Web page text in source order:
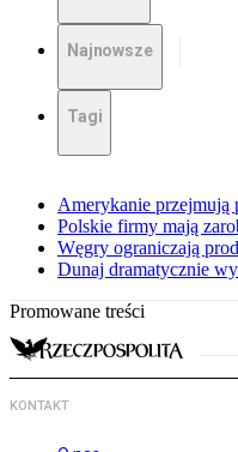
Najnowsze
Tagi
Amerykanie przejmują
Polskie firmy mają
Węgry ograniczają
Dunaj dramatycznie
Promowane treści
KONTAKT